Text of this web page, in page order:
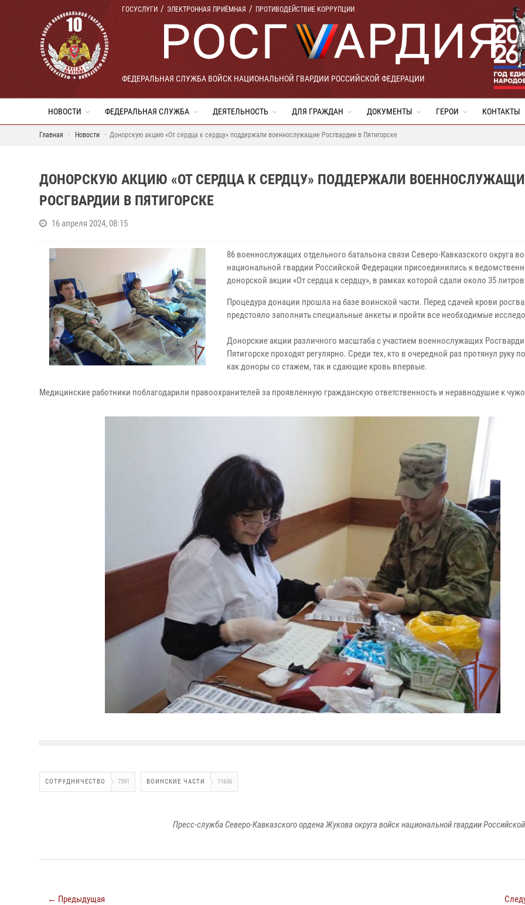
ГОСУСЛУГИ ЭЛЕКТРОННАЯ ПРИЁМНАЯ ПРОТИВОДЕЙСТВИЕ КОРРУПЦИИ
ФЕДЕРАЛЬНАЯ СЛУЖБА ВОЙСК НАЦИОНАЛЬНОЙ ГВАРДИИ РОССИЙСКОЙ ФЕДЕРАЦИИ
НОВОСТИ ФЕДЕРАЛЬНАЯ СЛУЖБА ДЕЯТЕЛЬНОСТЬ ДЛЯ ГРАЖДАН ДОКУМЕНТЫ ГЕРОИ КОНТАКТЫ
Главная Новости Донорскую акцию «От сердца к сердцу» поддержали военнослужащие Росгвардии в Пятигорске
ДОНОРСКУЮ АКЦИЮ «ОТ СЕРДЦА К СЕРДЦУ» ПОДДЕРЖАЛИ
РОСГВАРДИИ В ПЯТИГОРСКЕ
16 апреля 2024, 08:15
86 военнослужащих отдельного батальона связи Северо-Кавказского округа
национальной гвардии Российской Федерации присоединились к
донорской акции «От сердца к сердцу», в рамках которой сдали около 35
Процедура донации прошла на базе воинской части. Перед сдачей крови
предстояло заполнить специальные анкеты и пройти все необходимые
Донорские акции различного масштаба с участием военнослужащих
Пятигорске проходят регулярно. Среди тех, кто в очередной раз протянул руку
как доноры со стажем, так и сдающие кровь впервые.
Медицинские работники поблагодарили правоохранителей за проявленную гражданскую ответственность и неравнодушие к
СОТРУДНИЧЕСТВО 7591 ВОИНСКИЕ ЧАСТИ 11656
Пресс-служба Северо-Кавказского ордена Жукова округа войск национальной гвардии
← Предыдущая